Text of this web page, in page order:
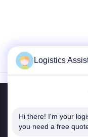
আমাদের
Logistics
Hi there! I'm your
you need a free